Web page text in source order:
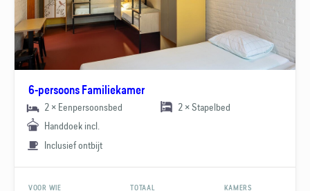
6-persoons Familiekamer
2 × Eenpersoonsbed
2 × Stapelbed
Handdoek incl.
Inclusief ontbijt
VOOR WIE TOTAAL KAMERS